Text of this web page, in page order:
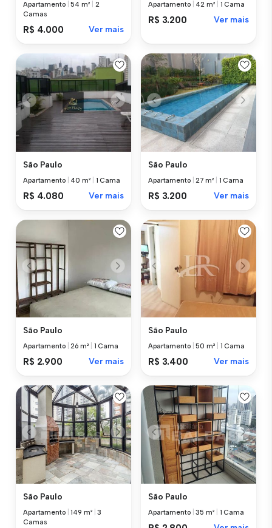
Apartamento |54 m²
2
Camas
R$ 4.000 Ver mais
Apartamento 42 m² 1 Cama
R$ 3.200 Ver mais
São Paulo
Apartamento 40 m² 1 Cama
R$ 4.080 Ver mais
São Paulo
Apartamento |27 m² 1 Cama
R$ 3.200 Ver mais
São Paulo
Apartamento |26 m² 1 Cama
R$ 2.900 Ver mais
São Paulo
Apartamento |50 m² 1 Cama
R$ 3.400 Ver mais
São Paulo
Apartamento |149 m² |3
Camas
São Paulo
Apartamento |35 m² 1 Cama